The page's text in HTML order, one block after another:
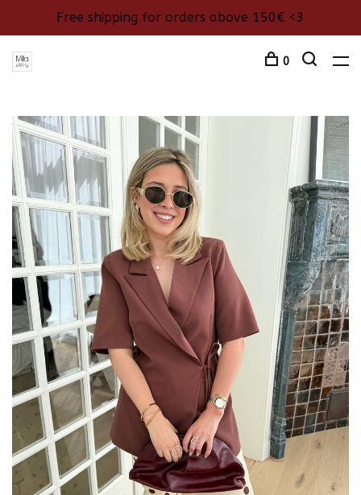
Free shipping for orders above 150€ <3
0